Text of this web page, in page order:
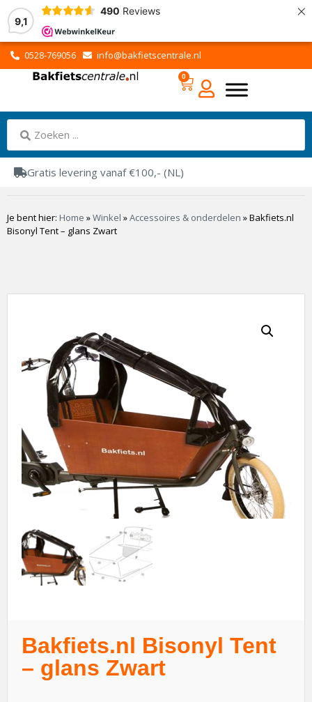
9,1
490 Reviews ×
0528-769056 info@bakfietscentrale.nl
0
Gratis levering vanaf €100,- (NL)
Je bent hier: Home »Winkel »Accessoires & onderdelen »Bakfiets.nl
Bisonyl Tent – glans Zwart
Bakfiets.nl Bisonyl Tent
– glans Zwart